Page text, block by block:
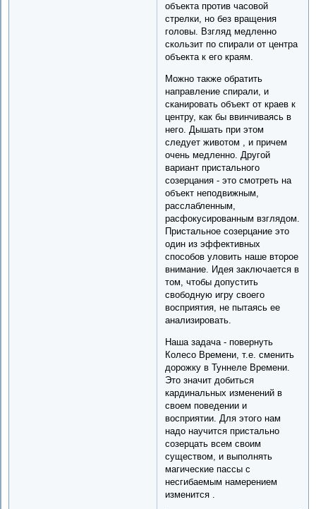
объекта против часовой
стрелки, но без вращения
головы. Взгляд медленно
скользит по спирали от центра
объекта к его краям.
Можно также обратить
направление спирали, и
сканировать объект от краев к
центру, как бы ввинчиваясь в
него. Дышать при этом
следует животом , и причем
очень медленно. Другой
вариант пристального
созерцания - это смотреть на
объект неподвижным,
расслабленным,
расфокусированным взглядом.
Пристальное созерцание это
один из эффективных
способов уловить наше второе
внимание. Идея заключается в
том, чтобы допустить
свободную игру своего
восприятия, не пытаясь ее
анализировать.
Наша задача - повернуть
Колесо Времени, т.е. сменить
дорожку в Туннеле Времени.
Это значит добиться
кардинальных изменений в
своем поведении и
восприятии. Для этого нам
надо научится пристально
созерцать всем своим
существом, и выполнять
магические пассы с
несгибаемым намерением
изменится .